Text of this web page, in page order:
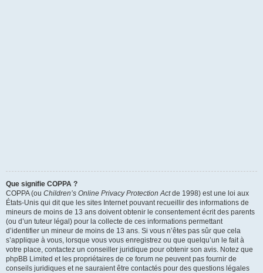
Que signifie COPPA ?
COPPA (ou Children’s Online Privacy Protection Actde 1998) est une loi aux
États-Unis qui dit que les sites Internet pouvant recueillir des informations de
mineurs de moins de 13 ans doivent obtenir le consentement écrit des parents
(ou d’un tuteur légal) pour la collecte de ces informations permettant
d’identifier un mineur de moins de 13 ans. Si vous n’êtes pas sûr que cela
s’applique à vous, lorsque vous vous enregistrez ou que quelqu’un le fait à
votre place, contactez un conseiller juridique pour obtenir son avis. Notez que
phpBB Limited et les propriétaires de ce forum ne peuvent pas fournir de
conseils juridiques et ne sauraient être contactés pour des questions légales